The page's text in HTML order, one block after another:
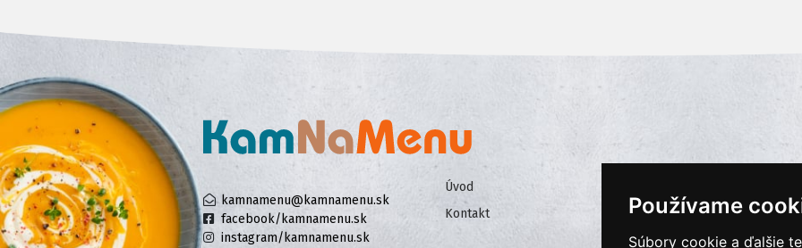
Používame
Súbory cookie a ďalšie
kamnamenu@kamnamenu.sk
facebook/kamnamenu.sk
instagram/kamnamenu.sk
Úvod
Kontakt
Ochrana osobných údajov
Cookies